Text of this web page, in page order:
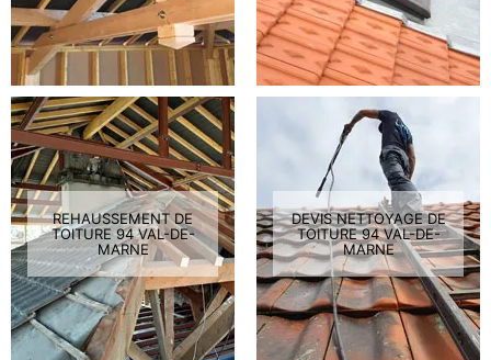
REHAUSSEMENT DE
TOITURE 94 VAL-DE-
MARNE
DEVIS NETTOYAGE DE
TOITURE 94 VAL-DE-
MARNE